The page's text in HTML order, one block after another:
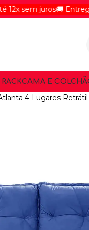
juros🚚 Entrega
CAMA E
4 Lugares